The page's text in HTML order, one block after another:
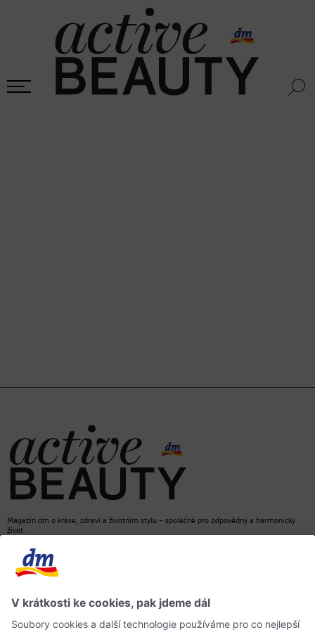
Magazín dm o kráse, zdraví a životním stylu – společně pro odpovědný a harmonický
život.